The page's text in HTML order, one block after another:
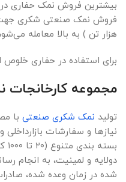
بیشترین فروش نمک حفاری
هزار تن ) به بالا معامله
برای استفاده در حفاری
مجموعه کارخانجات
تولید نمک شکری صنعتی با
نیازها و سفارشات
دولایه و لمینیت، به انجام
شده در زمان وعده شده،